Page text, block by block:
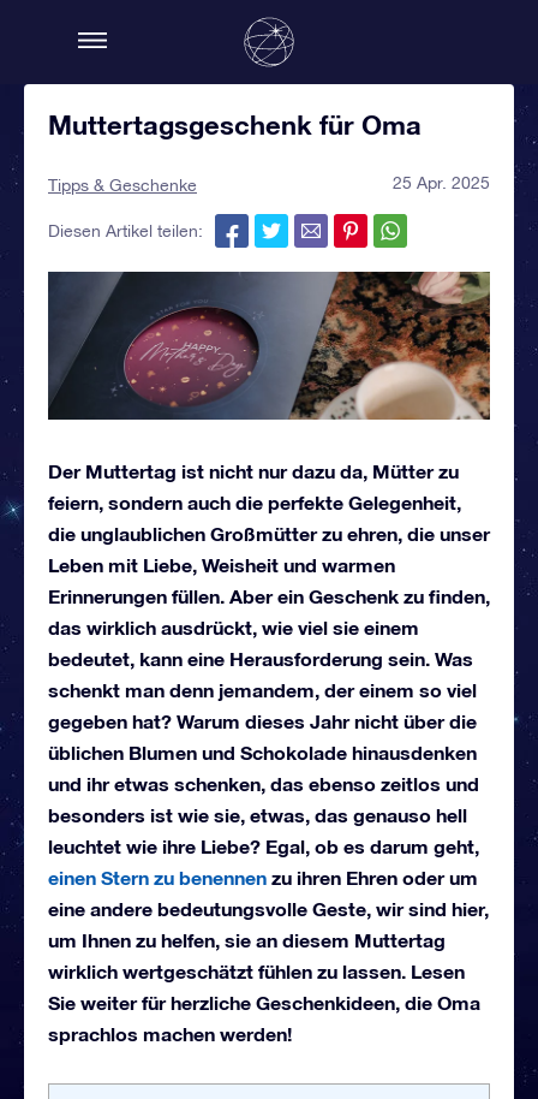
Muttertagsgeschenk für Oma
Tipps & Geschenke 25 Apr. 2025
Diesen Artikel teilen:
Der Muttertag ist nicht nur dazu da, Mütter zu
feiern, sondern auch die perfekte Gelegenheit,
die unglaublichen Großmütter zu ehren, die unser
Leben mit Liebe, Weisheit und warmen
Erinnerungen füllen. Aber ein Geschenk zu finden,
das wirklich ausdrückt, wie viel sie einem
bedeutet, kann eine Herausforderung sein. Was
schenkt man denn jemandem, der einem so viel
gegeben hat? Warum dieses Jahr nicht über die
üblichen Blumen und Schokolade hinausdenken
und ihr etwas schenken, das ebenso zeitlos und
besonders ist wie sie, etwas, das genauso hell
leuchtet wie ihre Liebe? Egal, ob es darum geht,
einen Stern zu benennen zu ihren Ehren oder um
eine andere bedeutungsvolle Geste, wir sind hier,
um Ihnen zu helfen, sie an diesem Muttertag
wirklich wertgeschätzt fühlen zu lassen. Lesen
Sie weiter für herzliche Geschenkideen, die Oma
sprachlos machen werden!